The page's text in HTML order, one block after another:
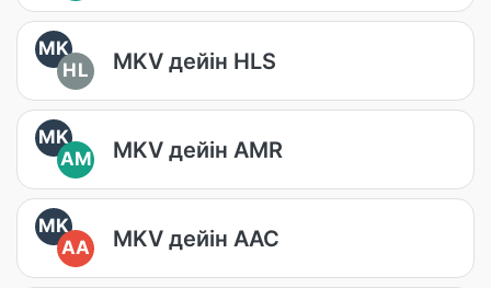
MK
HL
MKV дейін HLS
MK
AM
MKV дейін AMR
MK
AA
MKV дейін AAC